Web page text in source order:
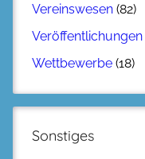
Vereinswesen (82)
Veröffentlichungen
Wettbewerbe (18)
Sonstiges